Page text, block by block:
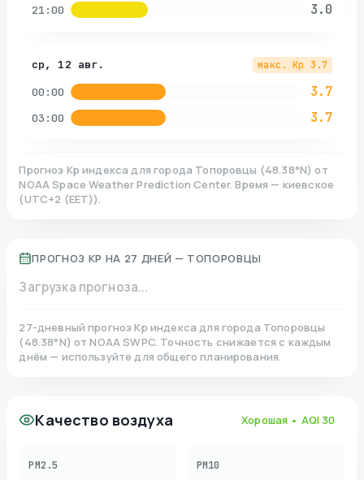
21:00 3.0
ср, 12 авг. макс. Kp 3.7
00:00 3.7
03:00 3.7
Прогноз Kp индекса для города Топоровцы (48.38°N)от
NOAA Space Weather Prediction Center. Время — киевское
(UTC+2 (EET)).
ПРОГНОЗ KP НА 27 ДНЕЙ — ТОПОРОВЦЫ
Загрузка прогноза...
27-дневный прогноз Kp индекса для города Топоровцы
(48.38°N)от NOAA SWPC. Точность снижается с каждым
днём — используйте для общего планирования.
Качество воздуха Хорошая • AQI 30
PM2.5 PM10